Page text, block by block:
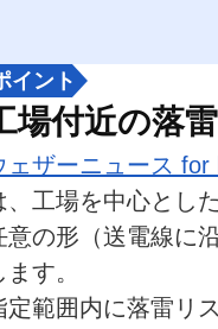
イント
場付近の落
ェザーニュース for
、工場を中心とし
意の形（送電線に
ます。
定範囲内に落雷リ